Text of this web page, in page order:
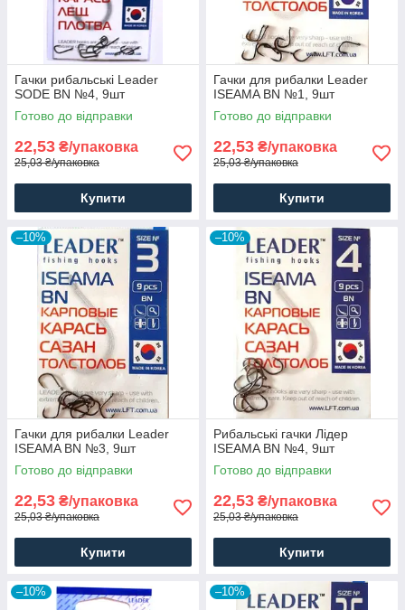
Гачки рибальські Leader
SODE BN №4, 9шт
Готово до відправки
22,53 ₴/упаковка
25,03 ₴/упаковка
Купити
Гачки для рибалки Leader
ISEAMA BN №1, 9шт
Готово до відправки
22,53 ₴/упаковка
25,03 ₴/упаковка
Купити
–10%
Гачки для рибалки Leader
ISEAMA BN №3, 9шт
Готово до відправки
22,53 ₴/упаковка
25,03 ₴/упаковка
Купити
–10%
Рибальські гачки Лідер
ISEAMA BN №4, 9шт
Готово до відправки
22,53 ₴/упаковка
25,03 ₴/упаковка
Купити
–10% –10%